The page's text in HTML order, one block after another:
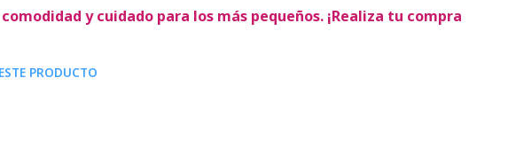
y cuidado para los más pequeños. ¡Realiza tu compra
PRODUCTO